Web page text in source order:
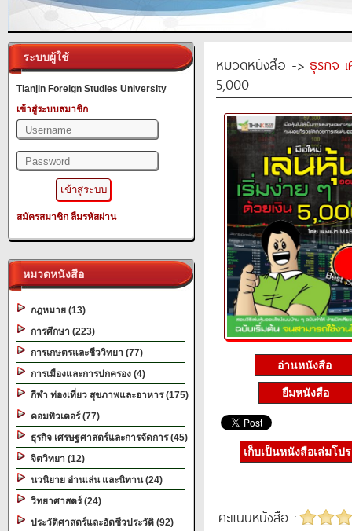
ระบบผู้ใช้
Tianjin Foreign Studies University
เข้าสู่ระบบสมาชิก
สมัครสมาชิก ลืมรหัสผ่าน
หมวดหนังสือ
กฎหมาย (13)
การศึกษา (223)
การเกษตรและชีววิทยา (77)
การเมืองและการปกครอง (4)
กีฬา ท่องเที่ยว สุขภาพและอาหาร (175)
คอมพิวเตอร์ (77)
ธุรกิจ เศรษฐศาสตร์และการจัดการ (45)
จิตวิทยา (12)
นวนิยาย อ่านเล่น และนิทาน (24)
วิทยาศาสตร์ (24)
ประวัติศาสตร์และอัตชีวประวัติ (92)
หมวดหนังสือ -> ธุรกิจ
5,000
อ่านหนังสือ
ยืมหนังสือ
เก็บเป็นหนังสือเล่มโป
คะแนนหนังสือ :